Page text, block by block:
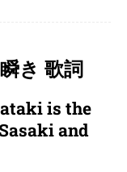
き 歌詞
is the
and